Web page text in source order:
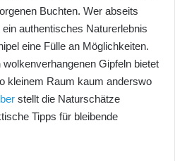
Buchten. Wer abseits
authentisches Naturerlebnis
eine Fülle an Möglichkeiten.
Gipfeln bietet
kleinem Raum kaum anderswo
stellt die Naturschätze
Tipps für bleibende